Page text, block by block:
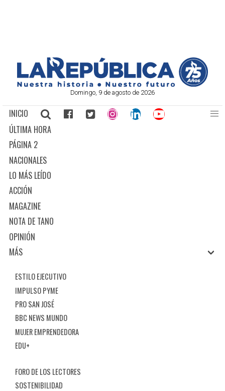
Domingo, 9 de agosto de 2026
INICIO
ÚLTIMA HORA
PÁGINA 2
NACIONALES
LO MÁS LEÍDO
ACCIÓN
MAGAZINE
NOTA DE TANO
OPINIÓN
MÁS
ESTILO EJECUTIVO
IMPULSO PYME
PRO SAN JOSÉ
BBC NEWS MUNDO
MUJER EMPRENDEDORA
EDU+
FORO DE LOS LECTORES
SOSTENIBILIDAD